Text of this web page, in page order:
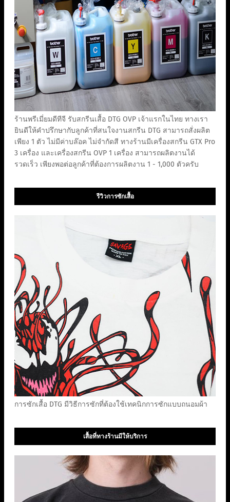
ร้านพรีเมี่ยมดีทีจี รับสกรีนเสื้อ DTG OVP เจ้าแรกในไทย ทางเรา
ยินดีให้คำปรึกษากับลูกค้าที่สนใจงานสกรีน DTG สามารถสั่งผลิต
เพียง 1 ตัว ไม่มีค่าบล๊อค ไม่จำกัดสี ทางร้านมีเครื่องสกรีน GTX Pro
3 เครื่อง และเครื่องสกรีน OVP 1 เครื่อง สามารถผลิตงานได้
รวดเร็ว เพียงพอต่อลูกค้าที่ต้องการผลิตงาน 1 - 1,000 ตัวครับ
รีวิวการซักเสื้อ
การซักเสื้อ DTG มีวิธีการซักที่ต้องใช้เทคนิกการซักแบบถนอมผ้า
เสื้อที่ทางร้านมีให้บริการ